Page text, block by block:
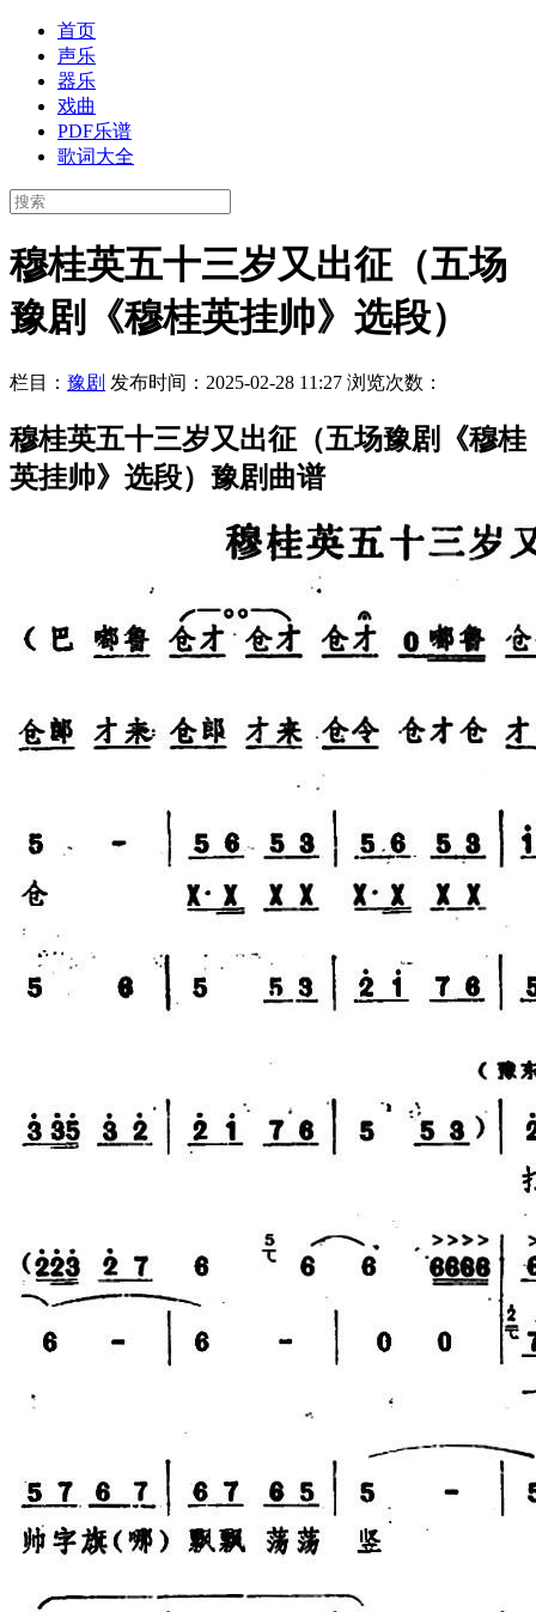
首页
声乐
器乐
戏曲
PDF乐谱
歌词大全
穆桂英五十三岁又出征（五场
豫剧《穆桂英挂帅》选段）
栏目： 豫剧 发布时间：2025-02-28 11:27 浏览次数：
穆桂英五十三岁又出征（五场豫剧《穆桂
英挂帅》选段）豫剧曲谱